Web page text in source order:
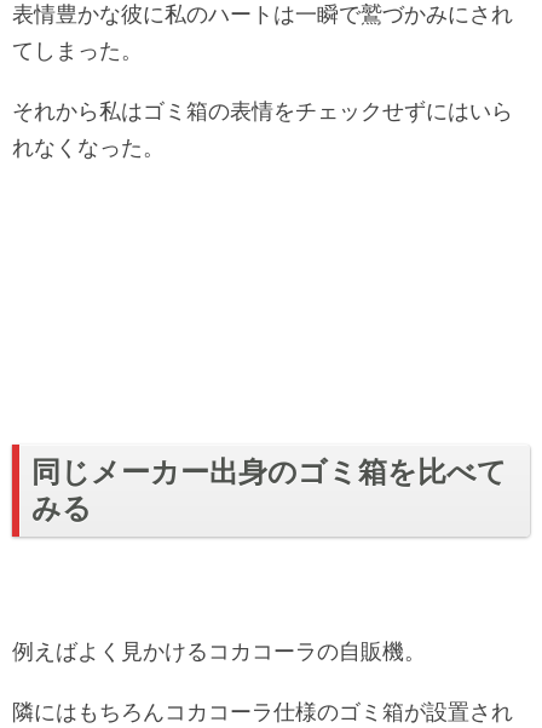
表情豊かな彼に私のハートは一瞬で鷲づかみにされ
てしまった。
それから私はゴミ箱の表情をチェックせずにはいら
れなくなった。
同じメーカー出身のゴミ箱を比べて
みる
例えばよく見かけるコカコーラの自販機。
隣にはもちろんコカコーラ仕様のゴミ箱が設置され